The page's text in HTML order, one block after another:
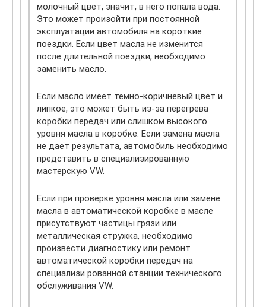
молочный цвет, значит, в него попала вода.
Это может произойти при постоянной
эксплуатации автомобиля на короткие
поездки. Если цвет масла не изменится
после длительной поездки, необходимо
заменить масло.
Если масло имеет темно-коричневый цвет и
липкое, это может быть из-за перегрева
коробки передач или слишком высокого
уровня масла в коробке. Если замена масла
не дает результата, автомобиль необходимо
представить в специализированную
мастерскую VW.
Если при проверке уровня масла или замене
масла в автоматической коробке в масле
присутствуют частицы грязи или
металлическая стружка, необходимо
произвести диагностику или ремонт
автоматической коробки передач на
специализи рованной станции технического
обслуживания VW.